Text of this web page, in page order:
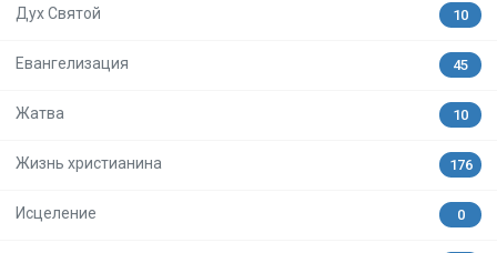
Дух Святой 10
Евангелизация 45
Жатва 10
Жизнь христианина 176
Исцеление 0